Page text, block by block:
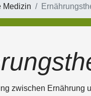
Medizin
zwischen Ernährung